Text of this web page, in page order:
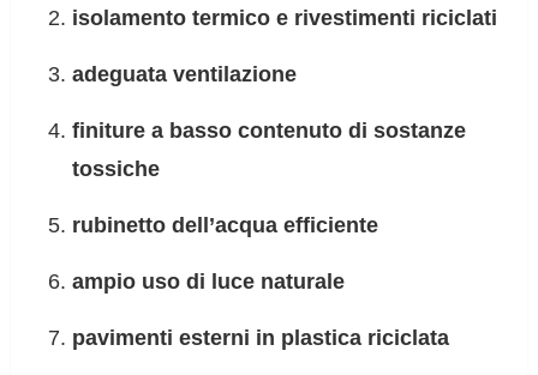
isolamento termico e rivestimenti riciclati
adeguata ventilazione
finiture a basso contenuto di sostanze
tossiche
rubinetto dell’acqua efficiente
ampio uso di luce naturale
pavimenti esterni in plastica riciclata